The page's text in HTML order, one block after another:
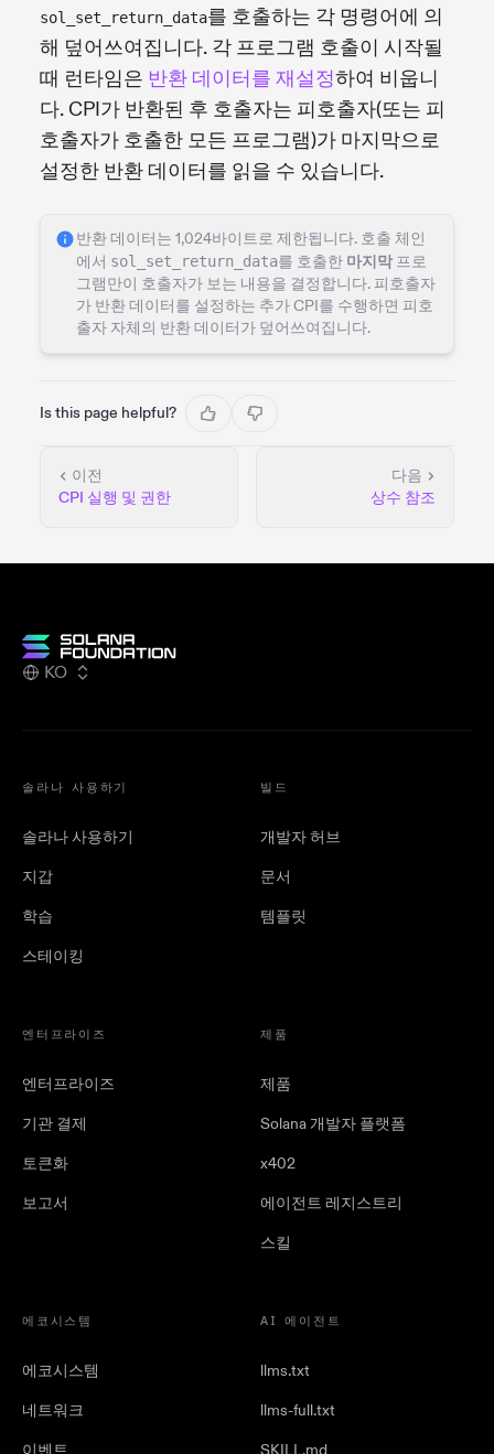
sol_set_return_data를 호출하는 각 명령어에 의
해 덮어쓰여집니다. 각 프로그램 호출이 시작될
때 런타임은 반환 데이터를 재설정하여 비웁니
다. CPI가 반환된 후 호출자는 피호출자(또는 피
호출자가 호출한 모든 프로그램)가 마지막으로
설정한 반환 데이터를 읽을 수 있습니다.
반환 데이터는 1,024바이트로 제한됩니다. 호출 체인
에서 sol_set_return_data를 호출한 마지막 프로
그램만이 호출자가 보는 내용을 결정합니다. 피호출자
가 반환 데이터를 설정하는 추가 CPI를 수행하면 피호
출자 자체의 반환 데이터가 덮어쓰여집니다.
Is this page helpful?
이전
CPI 실행 및 권한
다음
상수 참조
KO
솔라나 사용하기
솔라나 사용하기
지갑
학습
스테이킹
빌드
개발자 허브
문서
템플릿
엔터프라이즈
엔터프라이즈
기관 결제
토큰화
보고서
제품
제품
Solana 개발자 플랫폼
x402
에이전트 레지스트리
스킬
에코시스템
에코시스템
네트워크
AI 에이전트
llms.txt
llms-full.txt